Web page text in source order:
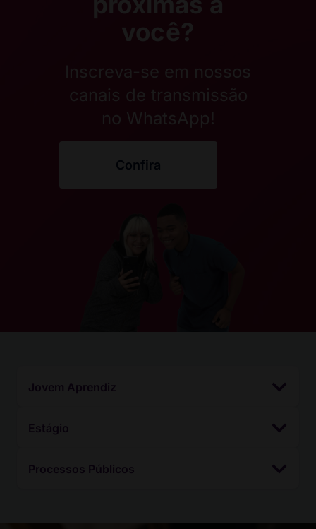
você?
Inscreva-se em nossos
canais de transmissão
no WhatsApp!
Confira
Jovem Aprendiz
Estágio
Processos Públicos